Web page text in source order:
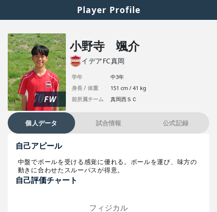
Player Profile
FW
小野寺 颯介
イデアFC真岡
学年
中3年
身長 / 体重
151 cm / 41 kg
前所属チーム
真岡西ＳＣ
個人データ 試合情報 公式記録
自己アピール
中盤でボールを受ける感覚に優れる。ボールを運び、味方の
動きに合わせたスルーパスが得意。
自己評価チャート